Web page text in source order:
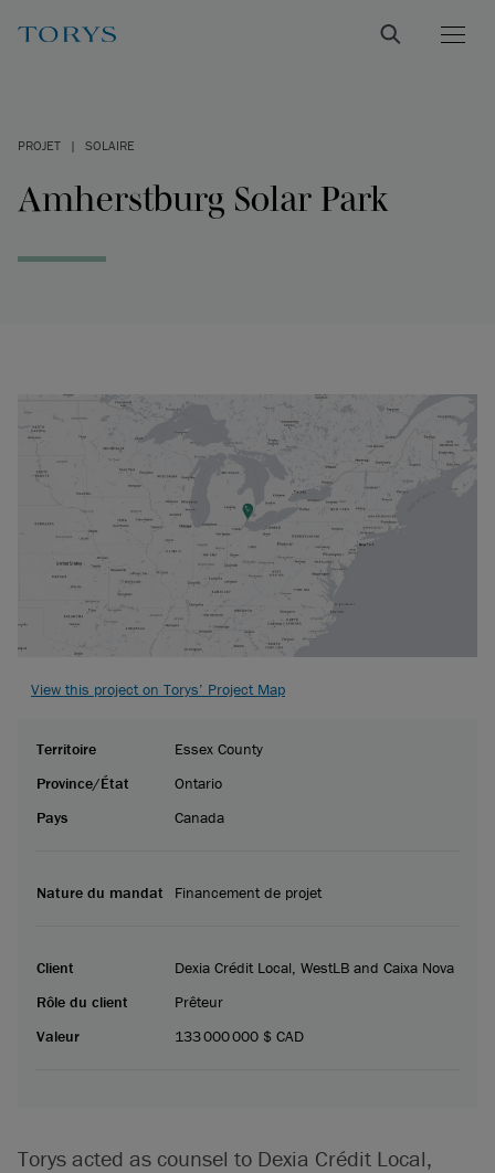
PROJET | SOLAIRE
Amherstburg Solar Park
Torys acted as counsel to Dexia Crédit Local,
View this project on Torys’ Project Map
Territoire
Essex County
Province/État
Ontario
Pays
Canada
Nature du mandat Financement de projet
Client
Dexia Crédit Local, WestLB and Caixa Nova
Rôle du client
Prêteur
Valeur
133 000 000 $ CAD